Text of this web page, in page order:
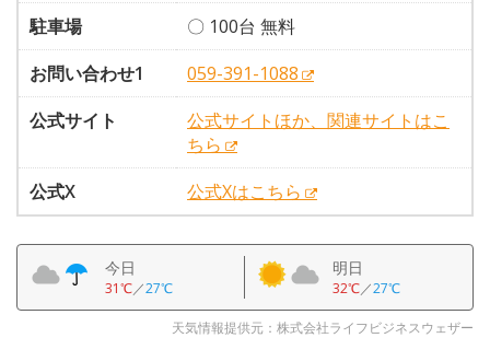
駐車場
〇 100台 無料
お問い合わせ1
059-391-1088
公式サイト
公式サイトほか、関連サイトはこ
ちら
公式X
公式Xはこちら
今日
31℃／27℃
明日
32℃／27℃
天気情報提供元：株式会社ライフビジネスウェザー